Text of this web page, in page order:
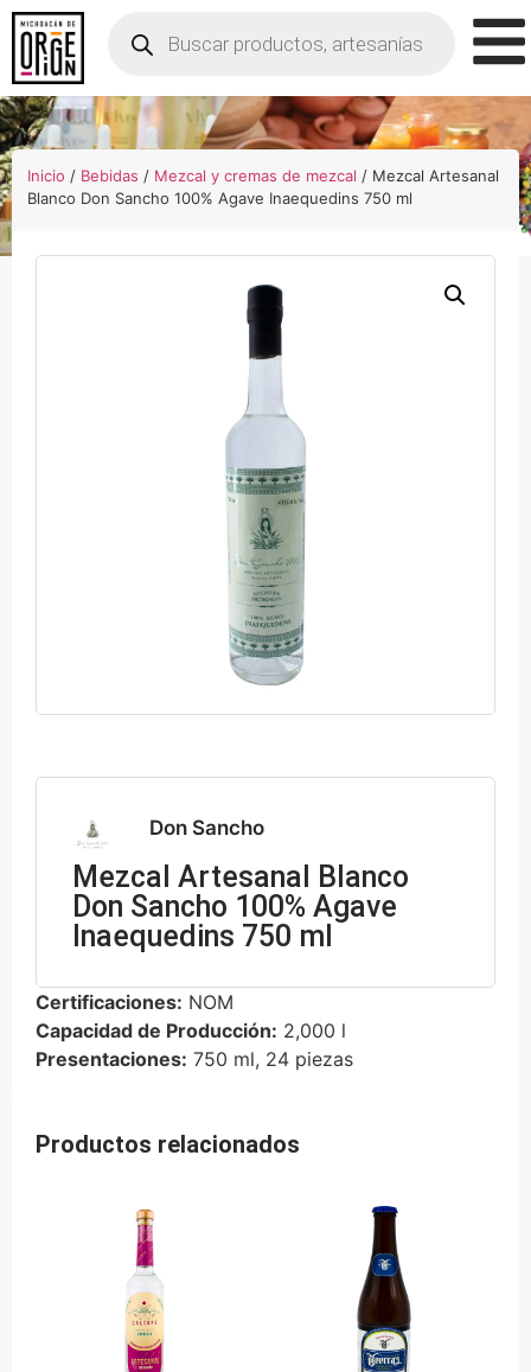
Inicio / Bebidas / Mezcal y cremas de mezcal / Mezcal Artesanal
Blanco Don Sancho 100% Agave Inaequedins 750 ml
Don Sancho
Mezcal Artesanal Blanco
Don Sancho 100% Agave
Inaequedins 750 ml
Certificaciones: NOM
Capacidad de Producción: 2,000 l
Presentaciones: 750 ml, 24 piezas
Productos relacionados